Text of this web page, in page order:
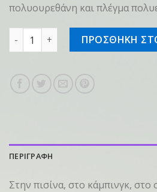
πολυουρεθάνη και πλέγμα
Σαγιονάρες STIHL No 46-47
ΠΡΟΣΘΗΚΗ
ΠΕΡΙΓΡΑΦΗ
Στην πισίνα, στο κάμπινγκ, στο